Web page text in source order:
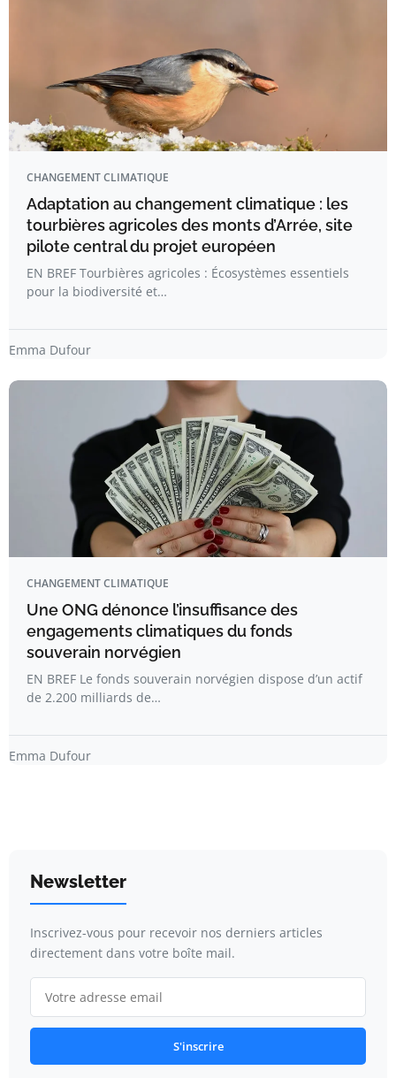
CHANGEMENT CLIMATIQUE
Adaptation au changement climatique : les
tourbières agricoles des monts d’Arrée, site
pilote central du projet européen
EN BREF Tourbières agricoles : Écosystèmes essentiels
pour la biodiversité et…
Emma Dufour
CHANGEMENT CLIMATIQUE
Une ONG dénonce l’insuffisance des
engagements climatiques du fonds
souverain norvégien
EN BREF Le fonds souverain norvégien dispose d’un actif
de 2.200 milliards de…
Emma Dufour
Newsletter
Inscrivez-vous pour recevoir nos derniers articles
directement dans votre boîte mail.
S'inscrire